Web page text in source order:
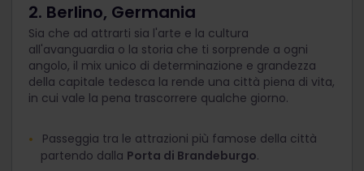
2. Berlino, Germania
Sia che ad attrarti sia l'arte e la cultura
all'avanguardia o la storia che ti sorprende a ogni
angolo, il mix unico di determinazione e grandezza
della capitale tedesca la rende una città piena di vita,
in cui vale la pena trascorrere qualche giorno.
Passeggia tra le attrazioni più famose della città
partendo dalla Porta di Brandeburgo.